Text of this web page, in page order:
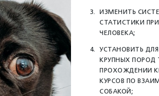
ИЗМЕНИТЬ
СТАТИСТИКИ
ЧЕЛОВЕКА;
УСТАНОВИТЬ
КРУПНЫХ ПОРОД
ПРОХОЖДЕНИИ
КУРСОВ ПО
СОБАКОЙ;